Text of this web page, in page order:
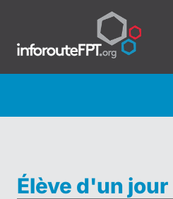
Élève d'un jour